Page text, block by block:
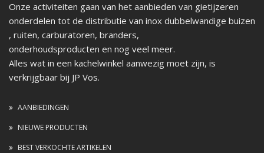
Onze activiteiten gaan van het aanbieden van gietijzeren
onderdelen tot de distributie van inox dubbelwandige buizen
, ruiten, carburatoren, branders,
onderhoudsproducten en nog veel meer.
Alles wat in een kachelwinkel aanwezig moet zijn, is
verkrijgbaar bij JP Vos.
AANBIEDINGEN
NIEUWE PRODUCTEN
BEST VERKOCHTE ARTIKELEN